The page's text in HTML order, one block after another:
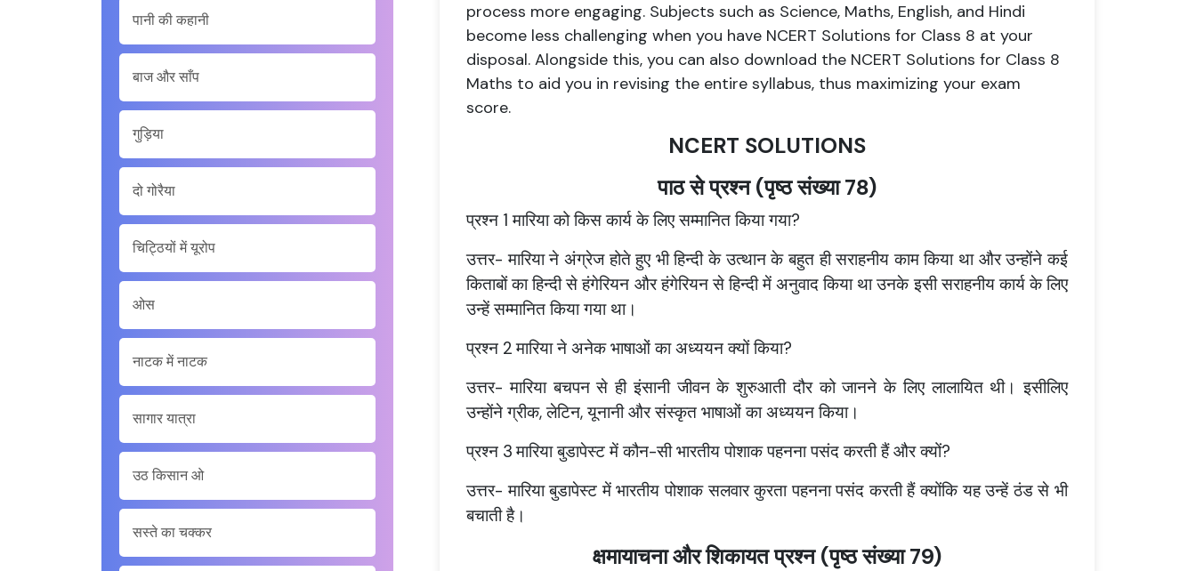
पानी की कहानी
बाज और साँप
गुड़िया
दो गोरैया
चिट्ठियों में यूरोप
ओस
नाटक में नाटक
सागार यात्रा
उठ किसान ओ
सस्ते का चक्कर
process more engaging. Subjects such as Science, Maths, English, and Hindi
become less challenging when you have NCERT Solutions for Class 8 at your
disposal. Alongside this, you can also download the NCERT Solutions for Class 8
Maths to aid you in revising the entire syllabus, thus maximizing your exam
score.
NCERT SOLUTIONS
पाठ से प्रश्न (पृष्ठ संख्या 78)
प्रश्न 1 मारिया को किस कार्य के लिए सम्मानित किया गया?
उत्तर- मारिया ने अंग्रेज होते हुए भी हिन्दी के उत्थान के बहुत ही सराहनीय काम किया था और उन्होंने कई
किताबों का हिन्दी से हंगेरियन और हंगेरियन से हिन्दी में अनुवाद किया था उनके इसी सराहनीय कार्य के लिए
उन्हें सम्मानित किया गया था।
प्रश्न 2 मारिया ने अनेक भाषाओं का अध्ययन क्यों किया?
उत्तर- मारिया बचपन से ही इंसानी जीवन के शुरुआती दौर को जानने के लिए लालायित थी। इसीलिए
उन्होंने ग्रीक, लेटिन, यूनानी और संस्कृत भाषाओं का अध्ययन किया।
प्रश्न 3 मारिया बुडापेस्ट में कौन-सी भारतीय पोशाक पहनना पसंद करती हैं और क्यों?
उत्तर- मारिया बुडापेस्ट में भारतीय पोशाक सलवार कुरता पहनना पसंद करती हैं क्योंकि यह उन्हें ठंड से भी
बचाती है।
क्षमायाचना और शिकायत प्रश्न (पृष्ठ संख्या 79)